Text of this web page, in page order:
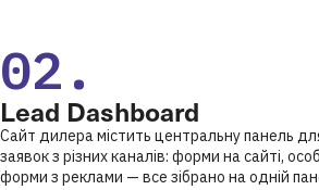
02.
Lead Dashboard
Сайт дилера містить центральну панель
заявок з різних каналів: форми на сайті,
форми з реклами — все зібрано на одній